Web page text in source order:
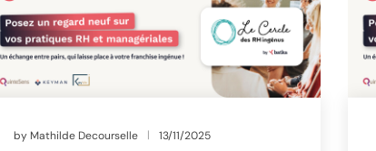
by Mathilde Decourselle 13/11/2025